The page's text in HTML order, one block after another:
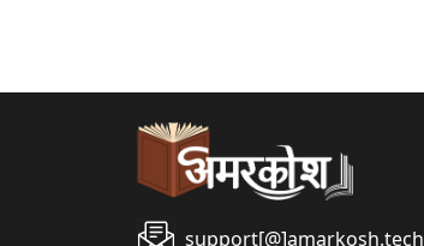
support[@]amarkosh.tech